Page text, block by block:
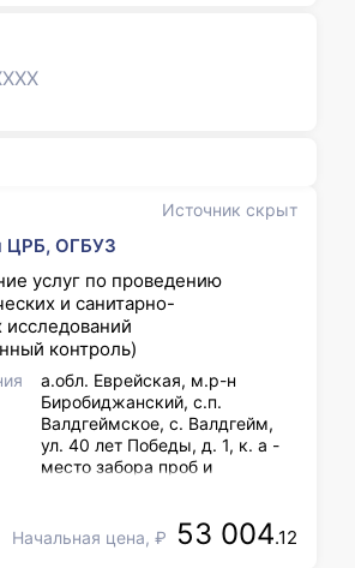
Источник скрыт
ЦРБ, ОГБУЗ
услуг по проведению
и санитарно-
исследований
контроль)
а.обл. Еврейская, м.р-н
Биробиджанский, с.п.
Валдгеймское, с. Валдгейм,
ул. 40 лет Победы, д. 1, к. а -
место забора проб и
месту нахождения
лаборатории Исполнителя
Начальная цена, ₽ 53 004.12